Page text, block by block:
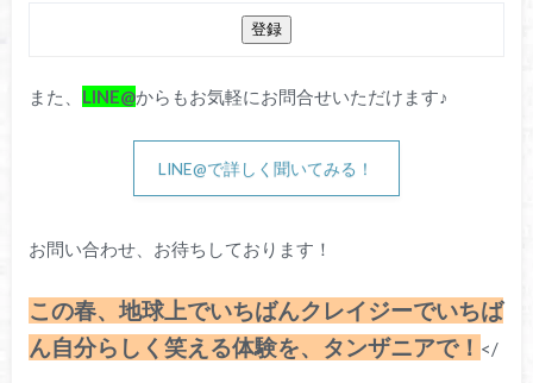
また、 LINE@からもお気軽にお問合せいただけます♪
LINE@で詳しく聞いてみる！
お問い合わせ、お待ちしております！
この春、地球上でいちばんクレイジーでいちば
ん自分らしく笑える体験を、タンザニアで！ </